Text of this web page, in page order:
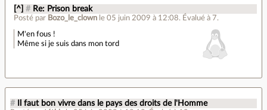
[^] # Re: Prison break
Posté par Bozo_le_clown le 05 juin 2009 à 12:08. Évalué à7.
M'en fous !
Même si je suis dans mon tord
# Il faut bon vivre dans le pays des droits de l'Homme